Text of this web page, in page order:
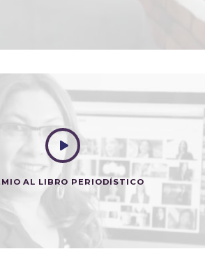
AL LIBRO PERIODÍSTICO
LA HISTORIA DE UNA ÉLITE QUE SE
DEMASIADO GRANDE PARA CAER